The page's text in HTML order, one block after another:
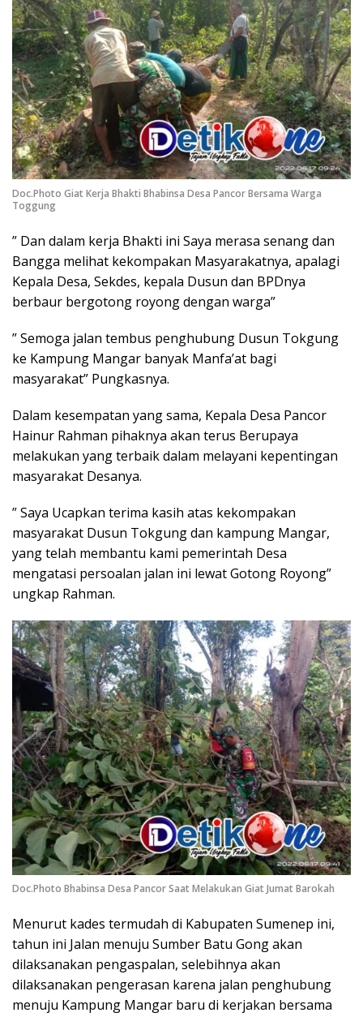
Doc.Photo Giat Kerja Bhakti Bhabinsa Desa Pancor Bersama Warga
Toggung
” Dan dalam kerja Bhakti ini Saya merasa senang dan
Bangga melihat kekompakan Masyarakatnya, apalagi
Kepala Desa, Sekdes, kepala Dusun dan BPDnya
berbaur bergotong royong dengan warga”
” Semoga jalan tembus penghubung Dusun Tokgung
ke Kampung Mangar banyak Manfa’at bagi
masyarakat” Pungkasnya.
Dalam kesempatan yang sama, Kepala Desa Pancor
Hainur Rahman pihaknya akan terus Berupaya
melakukan yang terbaik dalam melayani kepentingan
masyarakat Desanya.
” Saya Ucapkan terima kasih atas kekompakan
masyarakat Dusun Tokgung dan kampung Mangar,
yang telah membantu kami pemerintah Desa
mengatasi persoalan jalan ini lewat Gotong Royong”
ungkap Rahman.
Doc.Photo Bhabinsa Desa Pancor Saat Melakukan Giat Jumat Barokah
Menurut kades termudah di Kabupaten Sumenep ini,
tahun ini Jalan menuju Sumber Batu Gong akan
dilaksanakan pengaspalan, selebihnya akan
dilaksanakan pengerasan karena jalan penghubung
menuju Kampung Mangar baru di kerjakan bersama